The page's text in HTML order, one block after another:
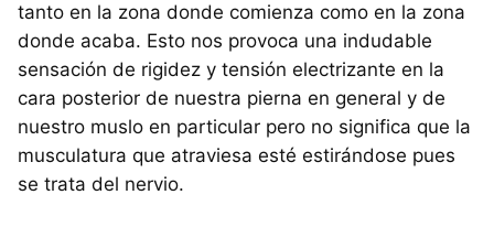
tanto en la zona donde comienza como en la zona
donde acaba. Esto nos provoca una indudable
sensación de rigidez y tensión electrizante en la
cara posterior de nuestra pierna en general y de
nuestro muslo en particular pero no significa que la
musculatura que atraviesa esté estirándose pues
se trata del nervio.